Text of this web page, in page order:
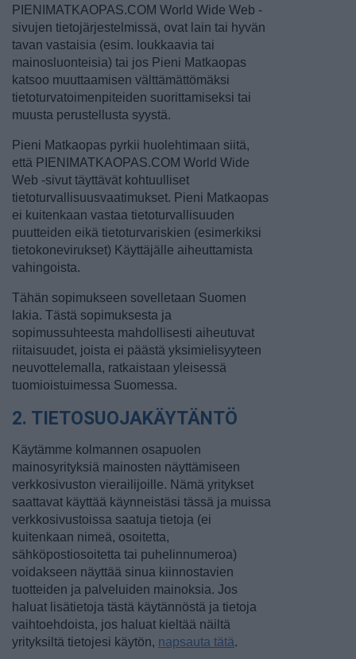
PIENIMATKAOPAS.COM World Wide Web -
sivujen tietojärjestelmissä, ovat lain tai hyvän
tavan vastaisia (esim. loukkaavia tai
mainosluonteisia) tai jos Pieni Matkaopas
katsoo muuttaamisen välttämättömäksi
tietoturvatoimenpiteiden suorittamiseksi tai
muusta perustellusta syystä.
Pieni Matkaopas pyrkii huolehtimaan siitä,
että PIENIMATKAOPAS.COM World Wide
Web -sivut täyttävät kohtuulliset
tietoturvallisuusvaatimukset. Pieni Matkaopas
ei kuitenkaan vastaa tietoturvallisuuden
puutteiden eikä tietoturvariskien (esimerkiksi
tietokonevirukset) Käyttäjälle aiheuttamista
vahingoista.
Tähän sopimukseen sovelletaan Suomen
lakia. Tästä sopimuksesta ja
sopimussuhteesta mahdollisesti aiheutuvat
riitaisuudet, joista ei päästä yksimielisyyteen
neuvottelemalla, ratkaistaan yleisessä
tuomioistuimessa Suomessa.
2. TIETOSUOJAKÄYTÄNTÖ
Käytämme kolmannen osapuolen
mainosyrityksiä mainosten näyttämiseen
verkkosivuston vierailijoille. Nämä yritykset
saattavat käyttää käynneistäsi tässä ja muissa
verkkosivustoissa saatuja tietoja (ei
kuitenkaan nimeä, osoitetta,
sähköpostiosoitetta tai puhelinnumeroa)
voidakseen näyttää sinua kiinnostavien
tuotteiden ja palveluiden mainoksia. Jos
haluat lisätietoja tästä käytännöstä ja tietoja
vaihtoehdoista, jos haluat kieltää näiltä
yrityksiltä tietojesi käytön, napsauta tätä.